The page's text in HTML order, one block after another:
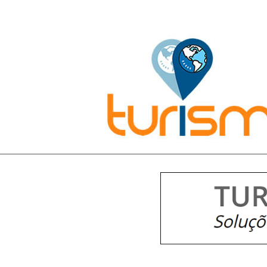
Pesquisar: